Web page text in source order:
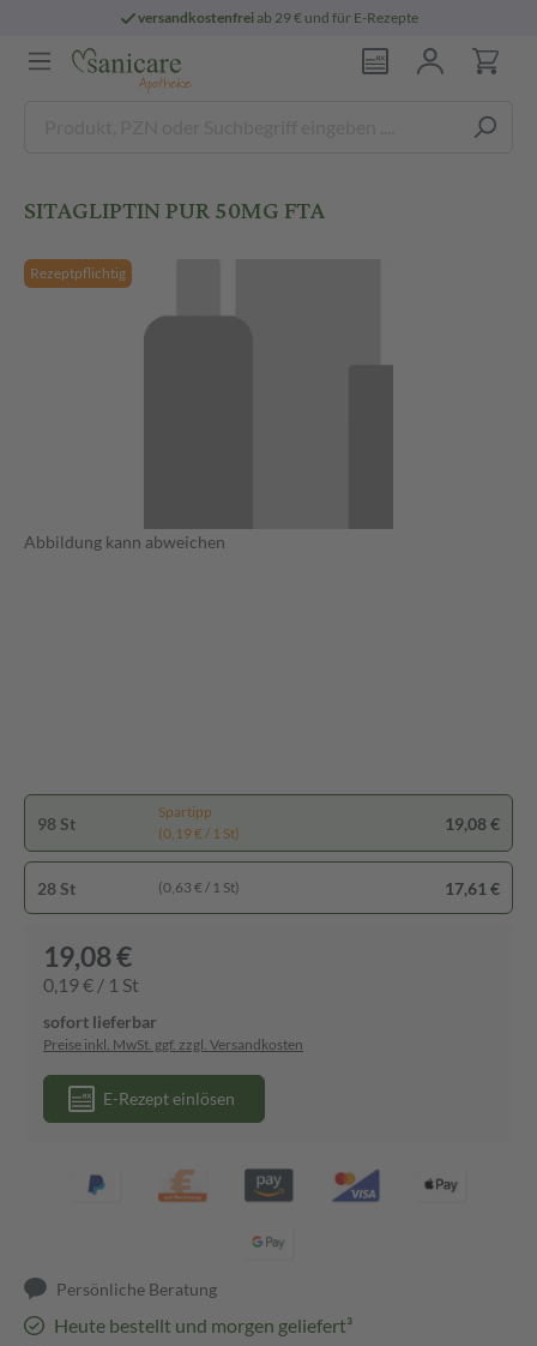
versandkostenfreiab 29 € und für E-Rezepte
SITAGLIPTIN PUR 50MG FTA
Rezeptpflichtig
Abbildung kann abweichen
98 St
Spartipp
(0,19 € / 1 St)
19,08 €
28 St (0,63 € / 1 St) 17,61 €
19,08 €
0,19 € / 1 St
sofort lieferbar
Preise inkl. MwSt. ggf. zzgl. Versandkosten
E-Rezept einlösen
Persönliche Beratung
Heute bestellt und morgen geliefert³